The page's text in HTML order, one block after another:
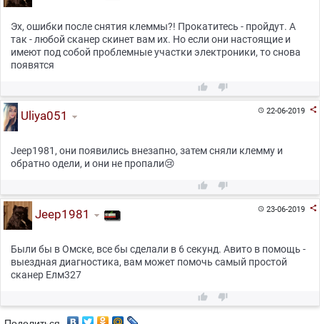
Эх, ошибки после снятия клеммы?! Прокатитесь - пройдут. А
так - любой сканер скинет вам их. Но если они настоящие и
имеют под собой проблемные участки электроники, то снова
появятся
 
22-06-2019 
Uliya051
Jeep1981, они появились внезапно, затем сняли клемму и
обратно одели, и они не пропали😢
 
23-06-2019 
Jeep1981
Были бы в Омске, все бы сделали в 6 секунд. Авито в помощь -
выездная диагностика, вам может помочь самый простой
сканер Елм327
 